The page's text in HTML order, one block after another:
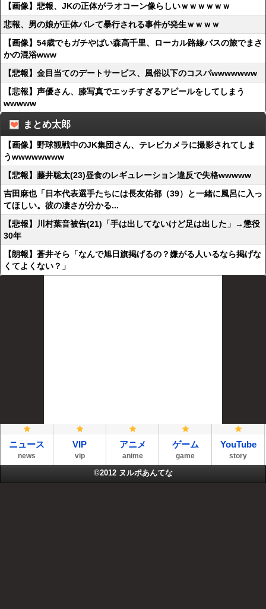
【画像】悲報、JKの正体がラオコーン像らしいｗｗｗｗｗｗ
悲報、男の娘が正体バレて暴行される事件が発生ｗｗｗｗ
【画像】54歳でもガチやばい森高千里、ローカル路線バスの旅でまさ
かの混浴www
【悲報】金目当てのデートサービス、風俗以下のコスパwwwwwww
【悲報】声優さん、膝写真でエッチすぎるアピールをしてしまう
wwwww
まとめ太郎
【画像】野球観戦中のJK集団さん、テレビカメラに撮影されてしま
うwwwwwwww
【悲報】藤井聡太(23)昼食のレギュレーション違反で失格wwwww
吉田麻也「日本代表選手たちには長友佑都（39）と一緒に風呂に入っ
てほしい。彼の凄さが分かる...
【悲報】川村葉音被告(21)「手は出してないけど足は出した」→懲役
30年
【朗報】蒼井そら「なんで旭日旗掲げるの？嫌がる人いるなら掲げな
くてよくない？」
ニュース
news
VIP
vip
アニメ
anime
ゲーム
game
YouTube
story
©2012 ヌルポあんてな